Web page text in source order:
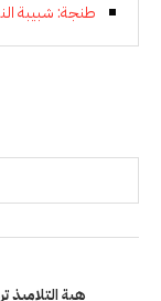
طنجة: شبيبة
هبة